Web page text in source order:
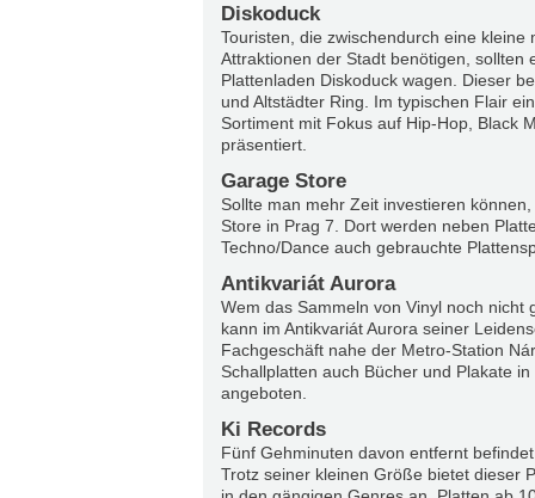
Diskoduck
Touristen, die zwischendurch eine kleine
Attraktionen der Stadt benötigen, sollten
Plattenladen Diskoduck wagen. Dieser
und Altstädter Ring. Im typischen Flair
Sortiment mit Fokus auf Hip-Hop, Black
präsentiert.
Garage Store
Sollte man mehr Zeit investieren
Store in Prag 7. Dort werden neben
Techno/Dance auch gebrauchte
Antikvariát Aurora
Wem das Sammeln von Vinyl noch nicht
kann im Antikvariát Aurora seiner
Fachgeschäft nahe der Metro-Station
Schallplatten auch Bücher und Plakate
angeboten.
Ki Records
Fünf Gehminuten davon entfernt
Trotz seiner kleinen Größe bietet dieser